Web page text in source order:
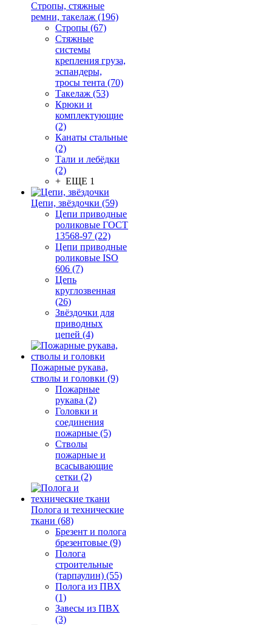
Стропы, стяжные
ремни, такелаж (196)
Стропы (67)
Стяжные
системы
крепления груза,
эспандеры,
тросы тента (70)
Такелаж (53)
Крюки и
комплектующие
(2)
Канаты стальные
(2)
Тали и лебёдки
(2)
+ ЕЩЕ 1
Цепи, звёздочки (59)
Цепи приводные
роликовые ГОСТ
13568-97 (22)
Цепи приводные
роликовые ISO
606 (7)
Цепь
круглозвенная
(26)
Звёздочки для
приводных
цепей (4)
Пожарные рукава,
стволы и головки (9)
Пожарные
рукава (2)
Головки и
соединения
пожарные (5)
Стволы
пожарные и
всасывающие
сетки (2)
Полога и технические
ткани (68)
Брезент и полога
брезентовые (9)
Полога
строительные
(тарпаулин) (55)
Полога из ПВХ
(1)
Завесы из ПВХ
(3)